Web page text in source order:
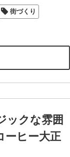
街づくり
ックな雰囲
ーヒー大正